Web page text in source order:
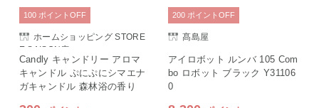
ホームショッピング STORE
E SAISON店
Candly キャンドリー アロマ
キャンドル ぷにぷにシマエナ
ガキャンドル 森林浴の香り
100 ポイント OFF
髙島屋
アイロボット ルンバ 105 Com
bo ロボット ブラック Y31106
0
200 ポイント OFF